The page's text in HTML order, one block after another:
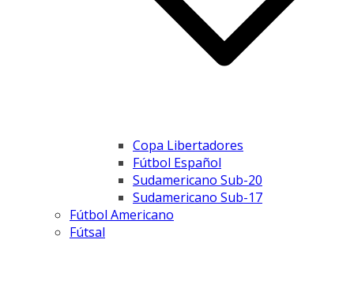
Copa Libertadores
Fútbol Español
Sudamericano Sub-20
Sudamericano Sub-17
Fútbol Americano
Fútsal